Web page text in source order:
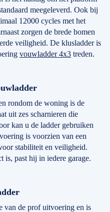
meegeleverd. Ook bij
12000 cycles met het
zorgen de brede bomen
veiligheid. De klusladder is
vouwladder 4x3 treden.
rondom de woning is de
uit zes scharnieren die
kan u de ladder gebruiken
is voorzien van een
stabiliteit en veiligheid.
is, past hij in iedere garage.
van de prof uitvoering en is